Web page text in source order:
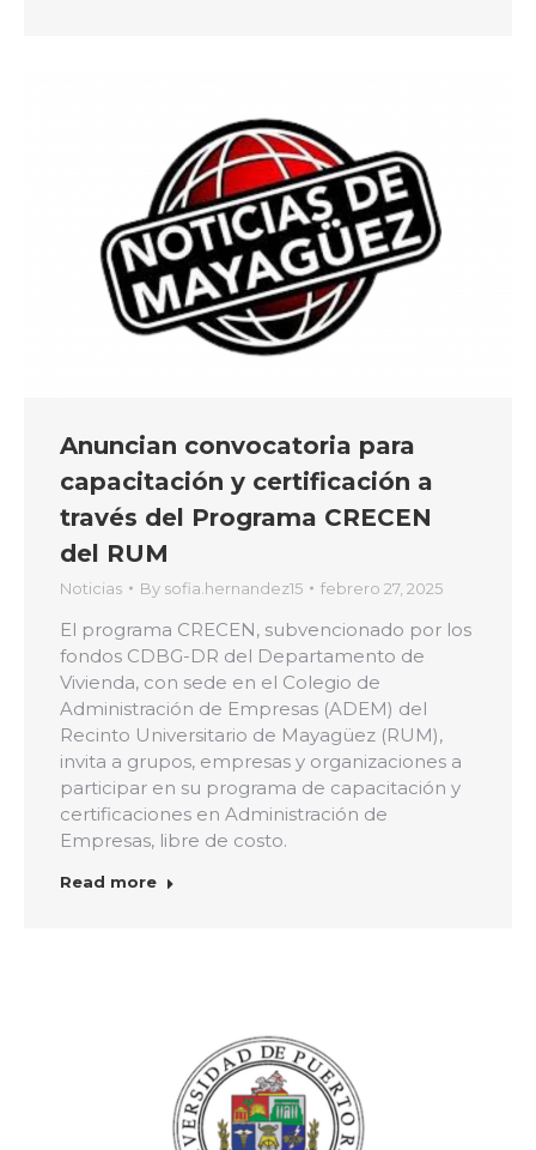
Anuncian convocatoria para
capacitación y certificación a
través del Programa CRECEN
del RUM
Noticias By sofia.hernandez15 febrero 27, 2025
El programa CRECEN, subvencionado por los
fondos CDBG-DR del Departamento de
Vivienda, con sede en el Colegio de
Administración de Empresas (ADEM) del
Recinto Universitario de Mayagüez (RUM),
invita a grupos, empresas y organizaciones a
participar en su programa de capacitación y
certificaciones en Administración de
Empresas, libre de costo.
Read more